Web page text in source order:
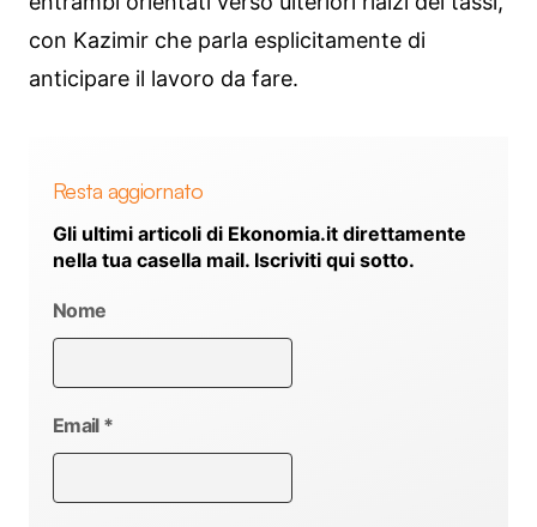
con Kazimir che parla esplicitamente di
anticipare il lavoro da fare.
Resta aggiornato
Gli ultimi articoli di Ekonomia.it direttamente
nella tua casella mail. Iscriviti qui sotto.
Nome
Email *